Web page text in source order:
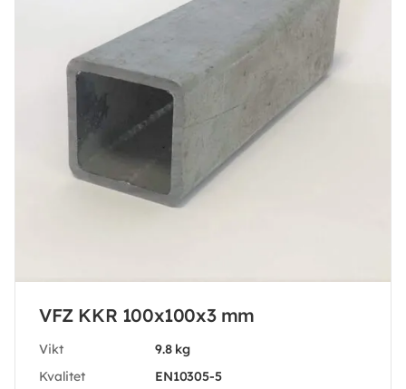
VFZ KKR 100x100x3 mm
Vikt
9.8 kg
Kvalitet
EN10305-5